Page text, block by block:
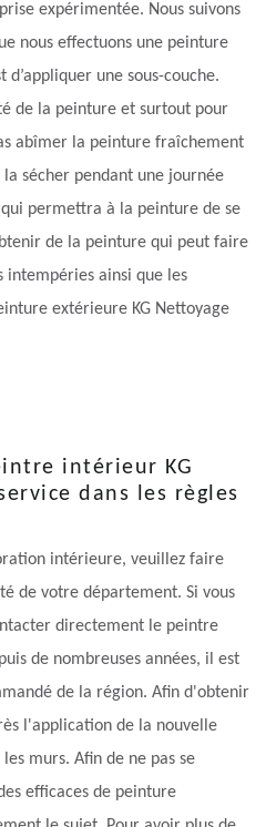
expérimentée. Nous suivons
nous effectuons une peinture
d’appliquer une sous-couche.
de la peinture et surtout pour
abîmer la peinture fraîchement
sécher pendant une journée
permettra à la peinture de se
de la peinture qui peut faire
intempéries ainsi que les
extérieure KG Nettoyage
intérieur KG
dans les règles
intérieure, veuillez faire
de votre département. Si vous
directement le peintre
de nombreuses années, il est
de la région. Afin d'obtenir
l'application de la nouvelle
murs. Afin de ne pas se
efficaces de peinture